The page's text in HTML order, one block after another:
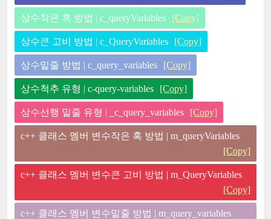
상수작은 혹 방법 | c_queryVariables [Copy]
상수큰 고비 방법 | c_QueryVariables [Copy]
상수밑줄 방법 | c_query_variables [Copy]
상수척추 유형 | c-query-variables [Copy]
상수선행 밑줄 유형 | _c_query_variables [Copy]
c++ 클래스 멤버 변수작은 혹 방법 | m_queryVariables
[Copy]
c++ 클래스 멤버 변수큰 고비 방법 | m_QueryVariables
[Copy]
c++ 클래스 멤버 변수밑줄 방법 | m_query_variables